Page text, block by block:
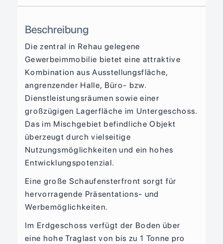
Beschreibung
Die zentral in Rehau gelegene
Gewerbeimmobilie bietet eine attraktive
Kombination aus Ausstellungsfläche,
angrenzender Halle, Büro- bzw.
Dienstleistungsräumen sowie einer
großzügigen Lagerfläche im Untergeschoss.
Das im Mischgebiet befindliche Objekt
überzeugt durch vielseitige
Nutzungsmöglichkeiten und ein hohes
Entwicklungspotenzial.
Eine große Schaufensterfront sorgt für
hervorragende Präsentations- und
Werbemöglichkeiten.
Im Erdgeschoss verfügt der Boden über
eine hohe Traglast von bis zu 1 Tonne pro